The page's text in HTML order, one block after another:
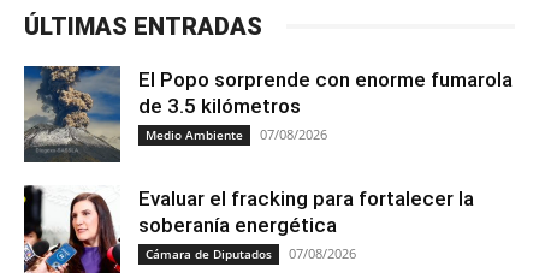
ÚLTIMAS ENTRADAS
El Popo sorprende con enorme fumarola
de 3.5 kilómetros
Medio Ambiente 07/08/2026
Evaluar el fracking para fortalecer la
soberanía energética
Cámara de Diputados 07/08/2026